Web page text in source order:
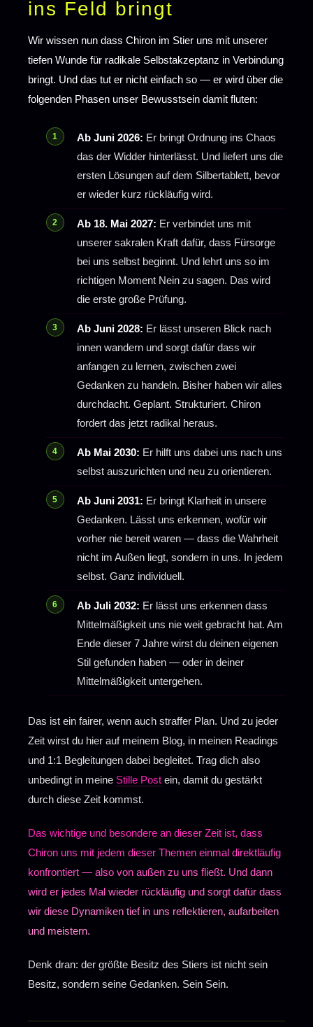
ins Feld bringt
Wir wissen nun dass Chiron im Stier uns mit unserer
tiefen Wunde für radikale Selbstakzeptanz in Verbindung
bringt. Und das tut er nicht einfach so — er wird über die
folgenden Phasen unser Bewusstsein damit fluten:
Ab Juni 2026: Er bringt Ordnung ins Chaos
das der Widder hinterlässt. Und liefert uns die
ersten Lösungen auf dem Silbertablett, bevor
er wieder kurz rückläufig wird.
Ab 18. Mai 2027: Er verbindet uns mit
unserer sakralen Kraft dafür, dass Fürsorge
bei uns selbst beginnt. Und lehrt uns so im
richtigen Moment Nein zu sagen. Das wird
die erste große Prüfung.
Ab Juni 2028: Er lässt unseren Blick nach
innen wandern und sorgt dafür dass wir
anfangen zu lernen, zwischen zwei
Gedanken zu handeln. Bisher haben wir alles
durchdacht. Geplant. Strukturiert. Chiron
fordert das jetzt radikal heraus.
Ab Mai 2030: Er hilft uns dabei uns nach uns
selbst auszurichten und neu zu orientieren.
Ab Juni 2031: Er bringt Klarheit in unsere
Gedanken. Lässt uns erkennen, wofür wir
vorher nie bereit waren — dass die Wahrheit
nicht im Außen liegt, sondern in uns. In jedem
selbst. Ganz individuell.
Ab Juli 2032: Er lässt uns erkennen dass
Mittelmäßigkeit uns nie weit gebracht hat. Am
Ende dieser 7 Jahre wirst du deinen eigenen
Stil gefunden haben — oder in deiner
Mittelmäßigkeit untergehen.
Das ist ein fairer, wenn auch straffer Plan. Und zu jeder
Zeit wirst du hier auf meinem Blog, in meinen Readings
und 1:1 Begleitungen dabei begleitet. Trag dich also
unbedingt in meine Stille Post ein, damit du gestärkt
durch diese Zeit kommst.
Das wichtige und besondere an dieser Zeit ist, dass
Chiron uns mit jedem dieser Themen einmal direktläufig
konfrontiert — also von außen zu uns fließt. Und dann
wird er jedes Mal wieder rückläufig und sorgt dafür dass
wir diese Dynamiken tief in uns reflektieren, aufarbeiten
und meistern.
Denk dran: der größte Besitz des Stiers ist nicht sein
Besitz, sondern seine Gedanken. Sein Sein.